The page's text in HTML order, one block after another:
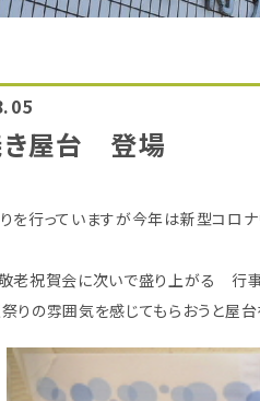
き屋台 登場
を行っていますが今年は新型コロ
老祝賀会に次いで盛り上がる 行事
りの雰囲気を感じてもらおうと屋台